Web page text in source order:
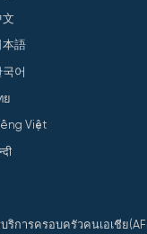
文
本語
국어
ย
Việt
ริการครอบครัวคนเอเชีย